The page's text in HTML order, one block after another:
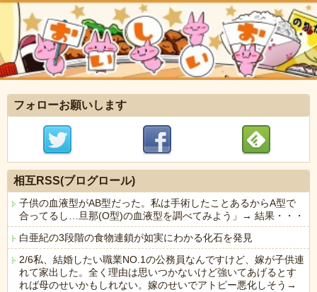
フォローお願いします
相互RSS(ブログロール)
子供の血液型がAB型だった。私は手術したことあるからA型で
合ってるし…旦那(O型)の血液型を調べてみよう」→ 結果・・・
白亜紀の3段階の食物連鎖が如実にわかる化石を発見
2/6私、結婚したい職業NO.1の公務員なんですけど、嫁が子供連
れて家出した。全く理由は思いつかないけど強いてあげるとす
れば母のせいかもしれない。嫁のせいでアトピー悪化しそう→